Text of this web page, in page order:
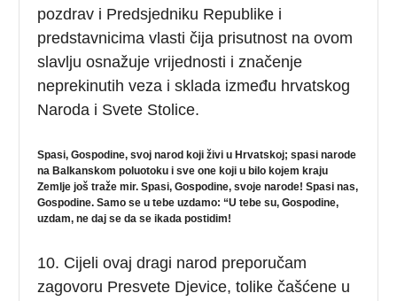
pozdrav i Predsjedniku Republike i
predstavnicima vlasti čija prisutnost na ovom
slavlju osnažuje vrijednosti i značenje
neprekinutih veza i sklada između hrvatskog
Naroda i Svete Stolice.
Spasi, Gospodine, svoj narod koji živi u Hrvatskoj; spasi narode
na Balkanskom poluotoku i sve one koji u bilo kojem kraju
Zemlje još traže mir. Spasi, Gospodine, svoje narode! Spasi nas,
Gospodine. Samo se u tebe uzdamo: “U tebe su, Gospodine,
uzdam, ne daj se da se ikada postidim!
10. Cijeli ovaj dragi narod preporučam
zagovoru Presvete Djevice, tolike čašćene u